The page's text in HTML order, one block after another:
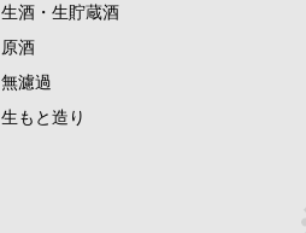
生酒・生貯蔵酒
原酒
無濾過
生もと造り